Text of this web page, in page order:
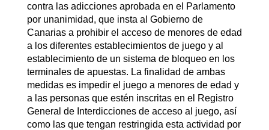
contra las adicciones aprobada en el Parlamento
por unanimidad, que insta al Gobierno de
Canarias a prohibir el acceso de menores de edad
a los diferentes establecimientos de juego y al
establecimiento de un sistema de bloqueo en los
terminales de apuestas. La finalidad de ambas
medidas es impedir el juego a menores de edad y
a las personas que estén inscritas en el Registro
General de Interdicciones de acceso al juego, así
como las que tengan restringida esta actividad por